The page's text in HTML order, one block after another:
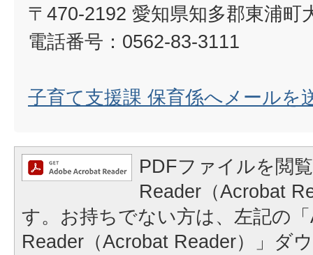
〒470-2192 愛知県知多郡東浦町
電話番号：0562-83-3111
子育て支援課 保育係へメールを
PDFファイルを閲
Reader（Acrobat
す。お持ちでない方は、左記の
Reader（Acrobat Reader）」ダ